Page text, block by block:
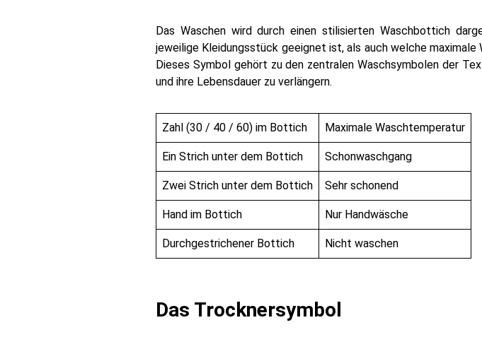
Das Waschen wird durch einen stilisierten Waschbottich
jeweilige Kleidungsstück geeignet ist, als auch welche
Dieses Symbol gehört zu den zentralen Waschsymbolen der
und ihre Lebensdauer zu verlängern.
Zahl (30 / 40 / 60) im Bottich Maximale Waschtemperatur
Ein Strich unter dem Bottich Schonwaschgang
Zwei Strich unter dem Bottich Sehr schonend
Hand im Bottich Nur Handwäsche
Durchgestrichener Bottich Nicht waschen
Das Trocknersymbol